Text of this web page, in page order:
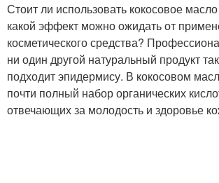
Стоит ли использовать кокосовое
какой эффект можно ожидать от
косметического средства?
ни один другой натуральный продукт
подходит эпидермису. В кокосовом
почти полный набор органических
отвечающих за молодость и здоровье